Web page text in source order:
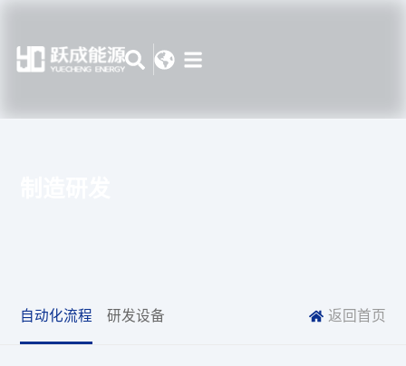
自动化流程 研发设备 返回首页